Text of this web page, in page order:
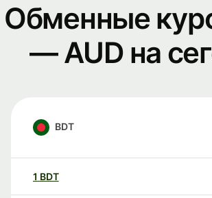
Обменные
— AUD на
BDT
1 BDT